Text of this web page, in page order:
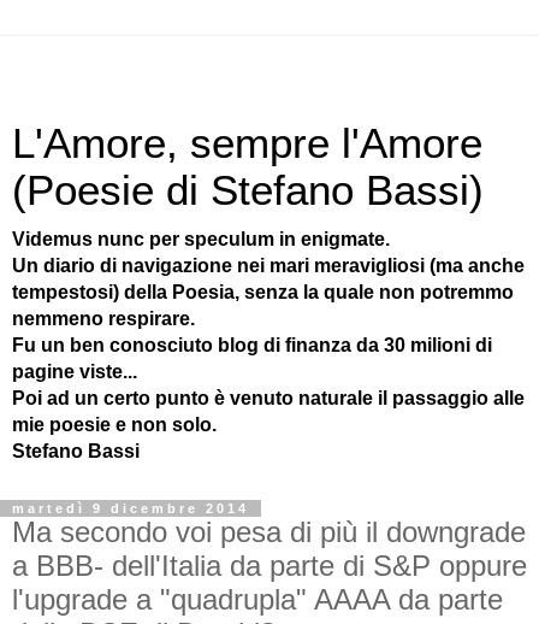
L'Amore, sempre l'Amore
(Poesie di Stefano Bassi)
Videmus nunc per speculum in enigmate.
Un diario di navigazione nei mari meravigliosi (ma anche
tempestosi) della Poesia, senza la quale non potremmo
nemmeno respirare.
Fu un ben conosciuto blog di finanza da 30 milioni di
pagine viste...
Poi ad un certo punto è venuto naturale il passaggio alle
mie poesie e non solo.
Stefano Bassi
martedì 9 dicembre 2014
Ma secondo voi pesa di più il downgrade
a BBB- dell'Italia da parte di S&P oppure
l'upgrade a "quadrupla" AAAA da parte